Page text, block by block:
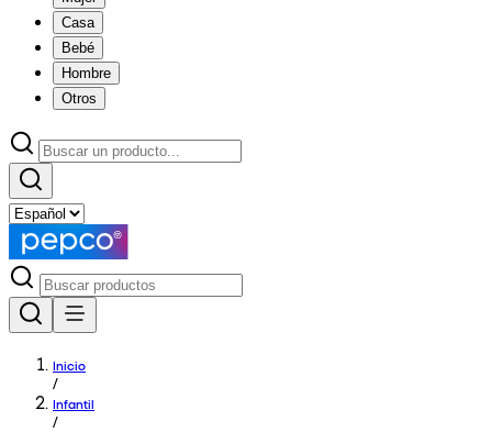
Casa
Bebé
Hombre
Otros
Inicio
/
Infantil
/